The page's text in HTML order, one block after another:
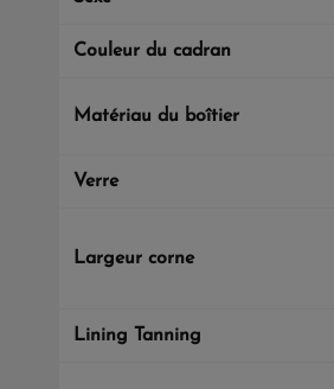
Couleur du cadran
Matériau du boîtier
Verre
Largeur corne
Lining Tanning